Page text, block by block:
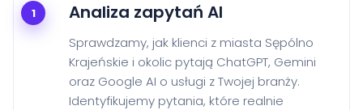
1 Analiza zapytań AI
Sprawdzamy, jak klienci z miasta Sępólno
Krajeńskie i okolic pytają ChatGPT, Gemini
oraz Google AI o usługi z Twojej branży.
Identyfikujemy pytania, które realnie